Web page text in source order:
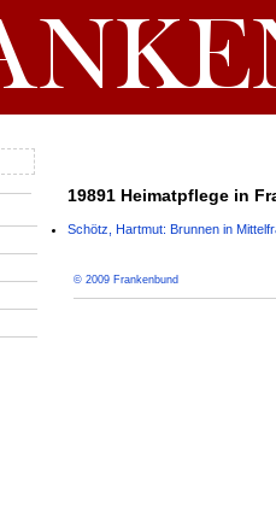
19891 Heimatpflege in
Schötz, Hartmut: Brunnen in
© 2009 Frankenbund